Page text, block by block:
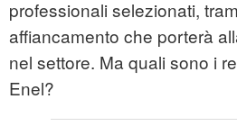
professionali selezionati,
affiancamento che porterà
nel settore. Ma quali sono i
Enel?